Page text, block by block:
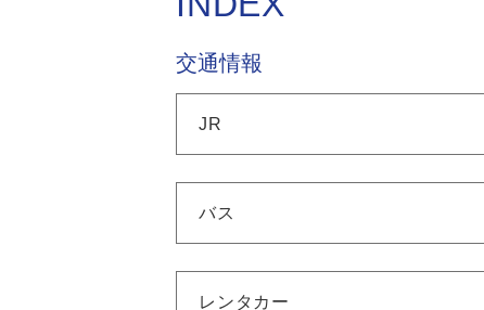
交通情報
JR
バス
レンタカー